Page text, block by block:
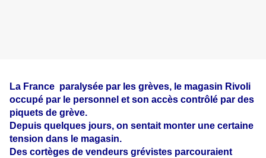
La France paralysée par les grèves, le magasin Rivoli
occupé par le personnel et son accès contrôlé par des
piquets de grève.
Depuis quelques jours, on sentait monter une certaine
tension dans le magasin.
Des cortèges de vendeurs grévistes parcouraient